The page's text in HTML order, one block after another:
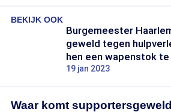
BEKIJK OOK
Burgemeester
geweld tegen
hen een wapenstok te
19 jan 2023
Waar komt